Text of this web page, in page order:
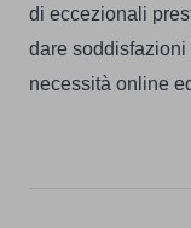
di eccezionali
dare
necessità online